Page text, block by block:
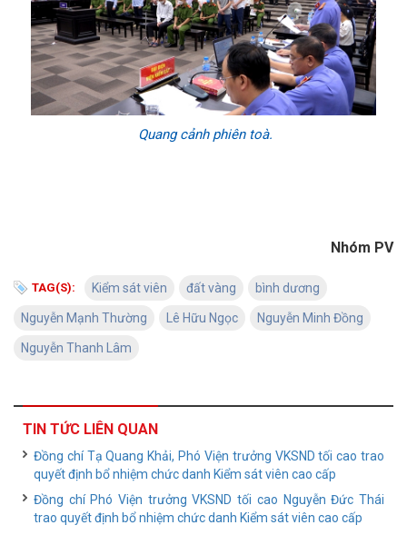
Quang cảnh phiên toà.
Nhóm PV
TAG(S): Kiểm sát viên đất vàng bình dương
Nguyễn Mạnh Thường Lê Hữu Ngọc Nguyễn Minh Đồng
Nguyễn Thanh Lâm
TIN TỨC LIÊN QUAN
Đồng chí Tạ Quang Khải, Phó Viện trưởng VKSND tối cao trao
quyết định bổ nhiệm chức danh Kiểm sát viên cao cấp
Đồng chí Phó Viện trưởng VKSND tối cao Nguyễn Đức Thái
trao quyết định bổ nhiệm chức danh Kiểm sát viên cao cấp